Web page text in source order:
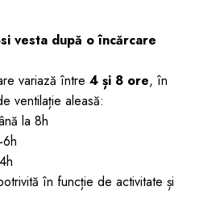
vesta după o încărcare
variază între 4 și 8 ore, în
ventilație aleasă:
la 8h
în funcție de activitate și